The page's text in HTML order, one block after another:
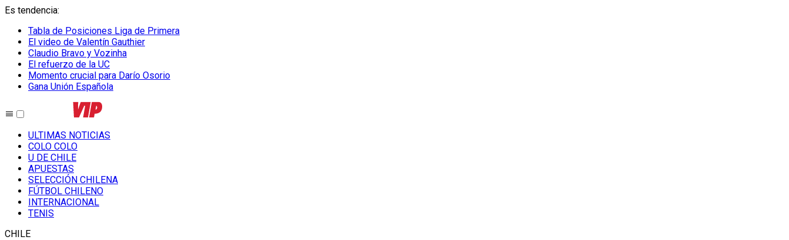
Es tendencia:
Tabla de Posiciones Liga de Primera
El video de Valentín Gauthier
Claudio Bravo y Vozinha
El refuerzo de la UC
Momento crucial para Darío Osorio
Gana Unión Española
ULTIMAS NOTICIAS
COLO COLO
U DE CHILE
APUESTAS
SELECCIÓN CHILENA
FÚTBOL CHILENO
INTERNACIONAL
TENIS
CHILE